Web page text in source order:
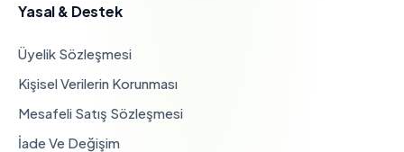
Yasal & Destek
Üyelik Sözleşmesi
Kişisel Verilerin Korunması
Mesafeli Satış Sözleşmesi
İade Ve Değişim